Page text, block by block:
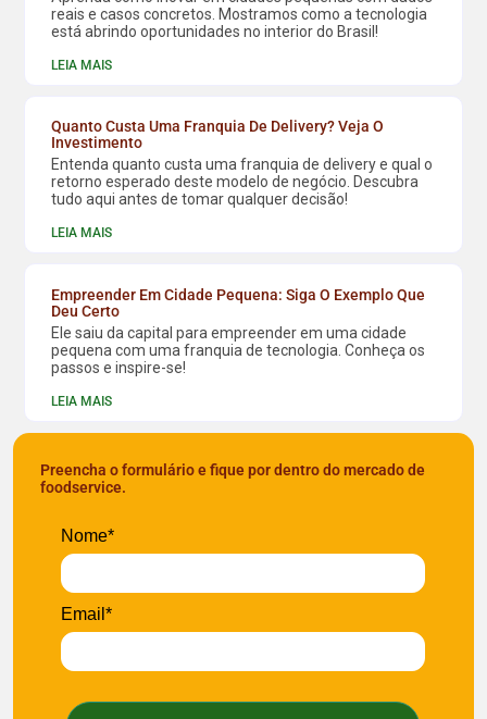
reais e casos concretos. Mostramos como a tecnologia
está abrindo oportunidades no interior do Brasil!
LEIA MAIS
Quanto Custa Uma Franquia De Delivery? Veja O
Investimento
Entenda quanto custa uma franquia de delivery e qual o
retorno esperado deste modelo de negócio. Descubra
tudo aqui antes de tomar qualquer decisão!
LEIA MAIS
Empreender Em Cidade Pequena: Siga O Exemplo Que
Deu Certo
Ele saiu da capital para empreender em uma cidade
pequena com uma franquia de tecnologia. Conheça os
passos e inspire-se!
LEIA MAIS
Preencha o formulário e fique por dentro do mercado de
foodservice.
Nome*
Email*